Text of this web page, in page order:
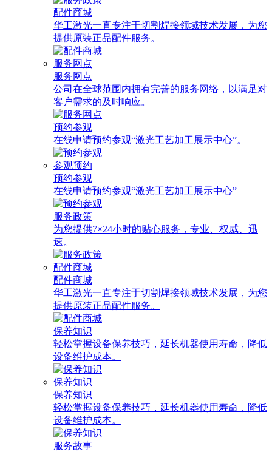
配件商城
华工激光一直专注于切割焊接领域技术发展，为您
提供原装正品配件服务。
服务网点
服务网点
公司在全球范围内拥有完善的服务网络，以满足对
客户需求的及时响应。
预约参观
在线申请预约参观“激光工艺加工展示中心”。
参观预约
预约参观
在线申请预约参观“激光工艺加工展示中心”
服务政策
为您提供7×24小时的贴心服务，专业、权威、迅
速。
配件商城
配件商城
华工激光一直专注于切割焊接领域技术发展，为您
提供原装正品配件服务。
保养知识
轻松掌握设备保养技巧，延长机器使用寿命，降低
设备维护成本。
保养知识
保养知识
轻松掌握设备保养技巧，延长机器使用寿命，降低
设备维护成本。
服务故事